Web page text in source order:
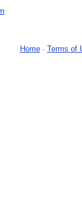
Home- Terms of